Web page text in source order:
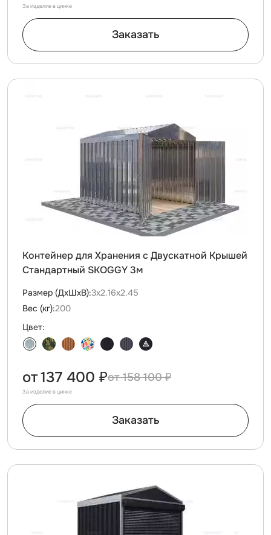
За изделие в цинке
Заказать
Контейнер для Хранения с Двускатной Крышей
Стандартный SKOGGY 3м
Размер (ДxШxВ):3х2.16х2.45
Вес (кг):200
Цвет:
158 100 ₽
от137 400 ₽
За изделие в цинке
Заказать